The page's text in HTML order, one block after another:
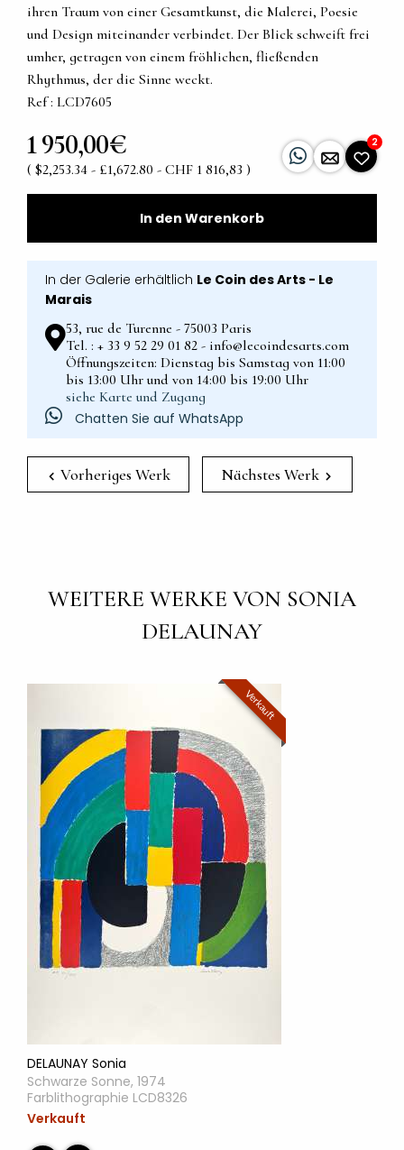
ihren Traum von einer Gesamtkunst, die Malerei, Poesie
und Design miteinander verbindet. Der Blick schweift frei
umher, getragen von einem fröhlichen, fließenden
Rhythmus, der die Sinne weckt.
Ref : LCD7605
1 950,00€
( $2,253.34 - £1,672.80 - CHF 1 816,83 )
2
In den Warenkorb
In der Galerie erhältlich Le Coin des Arts - Le
Marais
53, rue de Turenne - 75003 Paris
Tel. : + 33 9 52 29 01 82 - info@lecoindesarts.com
Öffnungszeiten: Dienstag bis Samstag von 11:00
bis 13:00 Uhr und von 14:00 bis 19:00 Uhr
siehe Karte und Zugang
Chatten Sie auf WhatsApp
Vorheriges Werk Nächstes Werk
WEITERE WERKE VON SONIA
DELAUNAY
Verkauft
DELAUNAY Sonia
Schwarze Sonne, 1974
Farblithographie LCD8326
Verkauft